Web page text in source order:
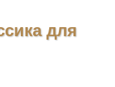
для